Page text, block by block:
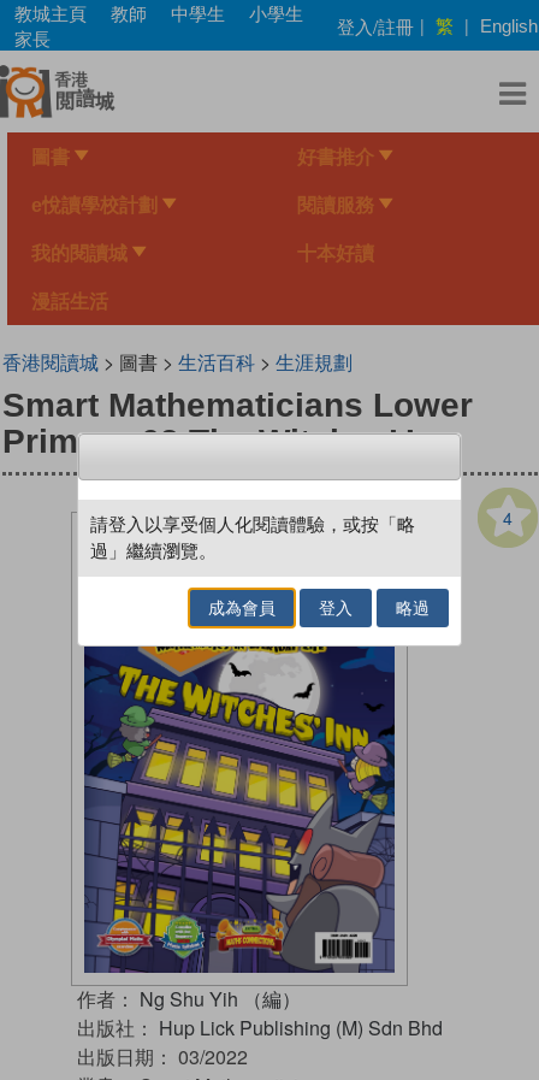
Skip
main
content
教城主頁 教師 中學生
小學生
家長
登入/註冊 | 繁 | English
圖書 好書推介
e悅讀學校計劃 閱讀服務
我的閱讀城 十本好讀
漫話生活
香港閱讀城> 圖書 > 生活百科> 生涯規劃
Smart Mathematicians Lower
Primary-63 The Witches’ Inn
4
作者： Ng Shu Yih （編）
出版社： Hup Lick Publishing (M) Sdn Bhd
出版日期： 03/2022
請登入以享受個人化閱讀體驗，或按「略
過」繼續瀏覽。
成為會員 登入 略過